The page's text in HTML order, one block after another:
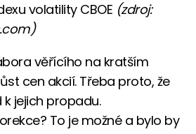
volatility CBOE (zdroj:
věřícího na kratším
cen akcií. Třeba proto, že
jejich propadu.
To je možné a bylo by